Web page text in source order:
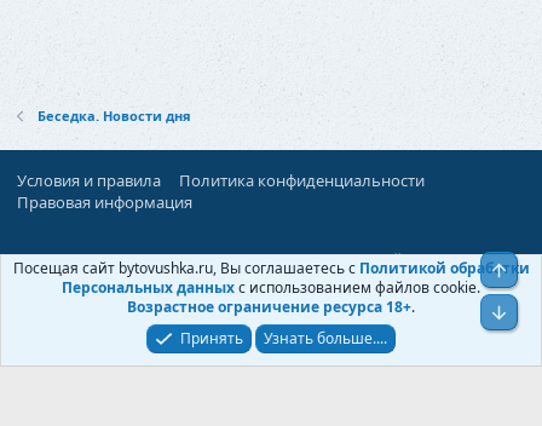
Беседка. Новости дня
Условия и правила
Политика конфиденциальности
Правовая информация
При поддержке:«Территория Дискуссий»
© Бытовушка, 2025-2026
Посещая сайт bytovushka.ru, Вы соглашаетесь с Политикой обработки
Персональных данныхс использованием файлов cookie.
Возрастное ограничение ресурса 18+.
Принять
Узнать больше....
Верх